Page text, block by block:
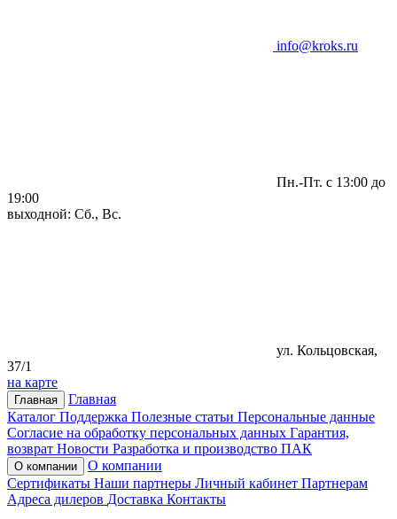
info@kroks.ru
Пн.-Пт. с 13:00 до
19:00
выходной: Сб., Вс.
ул. Кольцовская,
37/1
на карте
Главная
Главная
Каталог Поддержка Полезные статьи Персональные данные
Согласие на обработку персональных данных Гарантия,
возврат Новости Разработка и производство ПАК
О компании
О компании
Сертификаты Наши партнеры Личный кабинет Партнерам
Адреса дилеров Доставка Контакты